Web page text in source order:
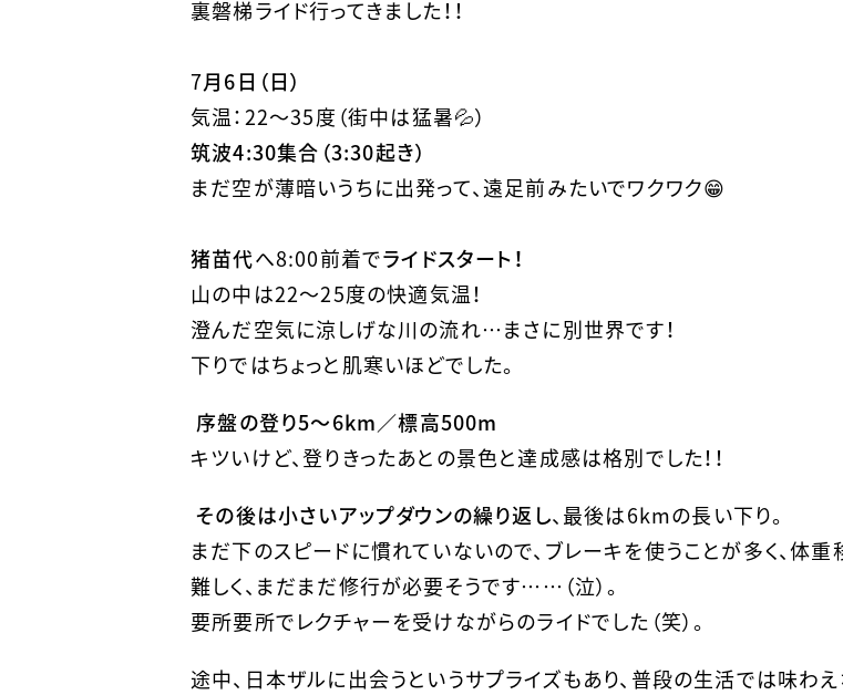
裏磐梯ライド行ってきました！！
7月6日（日）
気温：22〜35度（街中は猛暑💦）
筑波4:30集合（3:30起き）
まだ空が薄暗いうちに出発って、遠足前みたいでワクワク😁
猪苗代へ8:00前着でライドスタート！
山の中は22〜25度の快適気温！
澄んだ空気に涼しげな川の流れ…まさに別世界です！
下りではちょっと肌寒いほどでした。
序盤の登り5〜6km／標高500m
キツいけど、登りきったあとの景色と達成感は格別でした！！
その後は小さいアップダウンの繰り返し、最後は6kmの長い下り。
まだ下のスピードに慣れていないので、ブレーキを使うことが多く、体
難しく、まだまだ修行が必要そうです……（泣）。
要所要所でレクチャーを受けながらのライドでした（笑）。
途中、日本ザルに出会うというサプライズもあり、普段の生活では味わ